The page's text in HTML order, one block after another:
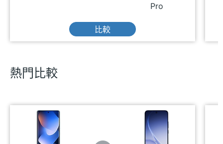
Pro
比較
熱門比較